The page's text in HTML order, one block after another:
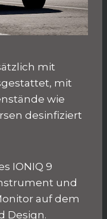
mit
mit
wie
desinfiziert
IONIQ 9
und
auf dem
Design.